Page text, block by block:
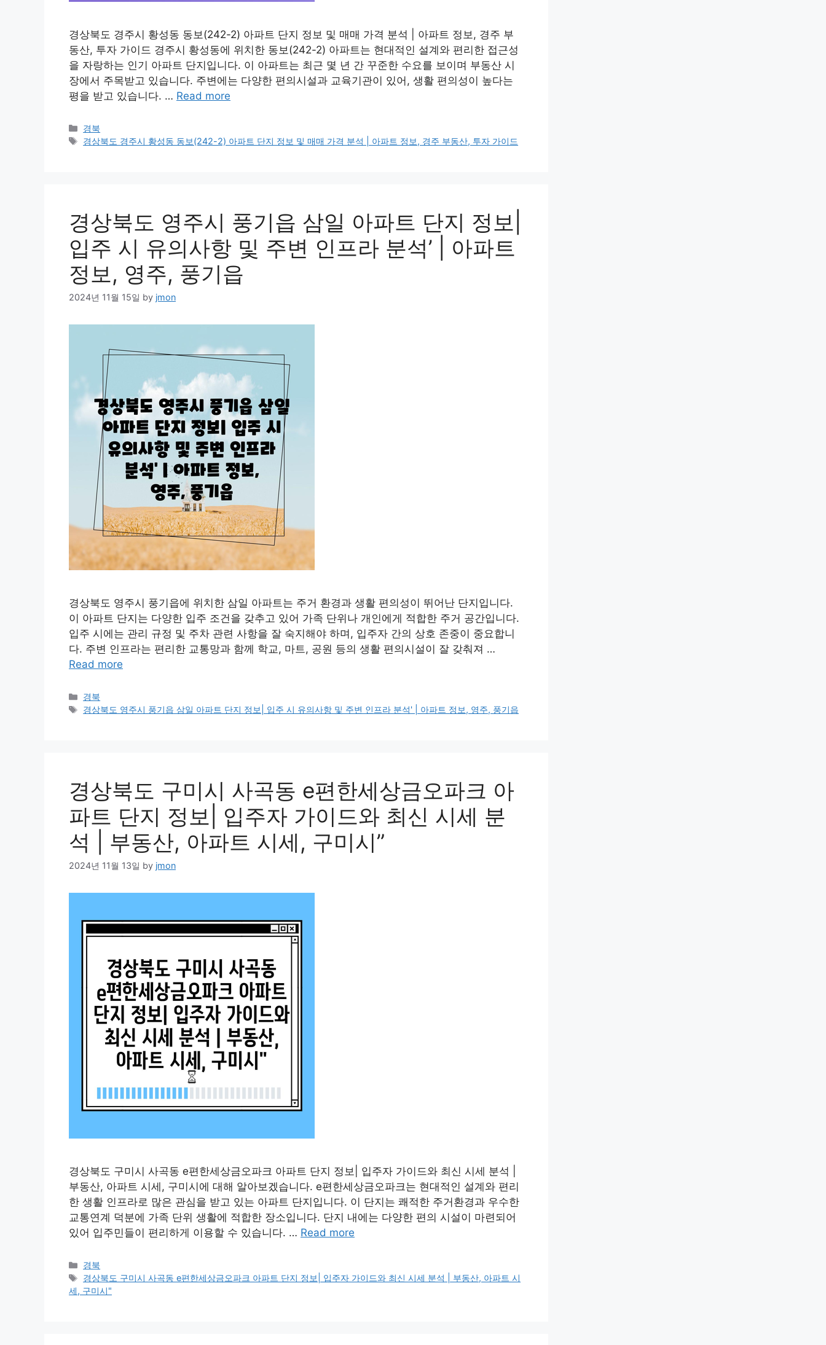
경상북도 경주시 황성동 동보(242-2) 아파트 단지 정보 및 매매 가격 분석 | 아파트 정보, 경주 부
동산, 투자 가이드 경주시 황성동에 위치한 동보(242-2) 아파트는 현대적인 설계와 편리한 접근성
을 자랑하는 인기 아파트 단지입니다. 이 아파트는 최근 몇 년 간 꾸준한 수요를 보이며 부동산 시
장에서 주목받고 있습니다. 주변에는 다양한 편의시설과 교육기관이 있어, 생활 편의성이 높다는
평을 받고 있습니다. … Read more
Categories
경북
Tags
경상북도 경주시 황성동 동보(242-2) 아파트 단지 정보 및 매매 가격 분석 | 아파트 정보, 경주 부동산, 투자 가이드
경상북도 영주시 풍기읍 삼일 아파트 단지 정보|
입주 시 유의사항 및 주변 인프라 분석’ | 아파트
정보, 영주, 풍기읍
2024년 11월 15일 by jmon
경상북도 영주시 풍기읍에 위치한 삼일 아파트는 주거 환경과 생활 편의성이 뛰어난 단지입니다.
이 아파트 단지는 다양한 입주 조건을 갖추고 있어 가족 단위나 개인에게 적합한 주거 공간입니다.
입주 시에는 관리 규정 및 주차 관련 사항을 잘 숙지해야 하며, 입주자 간의 상호 존중이 중요합니
다. 주변 인프라는 편리한 교통망과 함께 학교, 마트, 공원 등의 생활 편의시설이 잘 갖춰져 …
Read more
Categories
경북
Tags
경상북도 영주시 풍기읍 삼일 아파트 단지 정보| 입주 시 유의사항 및 주변 인프라 분석' | 아파트 정보, 영주, 풍기읍
경상북도 구미시 사곡동 e편한세상금오파크 아
파트 단지 정보| 입주자 가이드와 최신 시세 분
석 | 부동산, 아파트 시세, 구미시”
2024년 11월 13일 by jmon
경상북도 구미시 사곡동 e편한세상금오파크 아파트 단지 정보| 입주자 가이드와 최신 시세 분석 |
부동산, 아파트 시세, 구미시에 대해 알아보겠습니다. e편한세상금오파크는 현대적인 설계와 편리
한 생활 인프라로 많은 관심을 받고 있는 아파트 단지입니다. 이 단지는 쾌적한 주거환경과 우수한
교통연계 덕분에 가족 단위 생활에 적합한 장소입니다. 단지 내에는 다양한 편의 시설이 마련되어
있어 입주민들이 편리하게 이용할 수 있습니다. … Read more
Categories
경북
Tags
경상북도 구미시 사곡동 e편한세상금오파크 아파트 단지 정보| 입주자 가이드와 최신 시세 분석 | 부동산, 아파트 시
세, 구미시"